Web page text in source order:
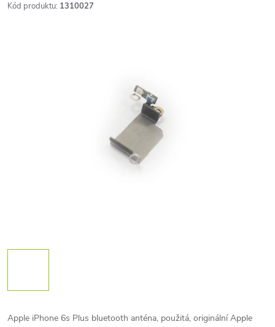
Kód produktu: 1310027
Apple iPhone 6s Plus bluetooth anténa, použitá, originální Apple